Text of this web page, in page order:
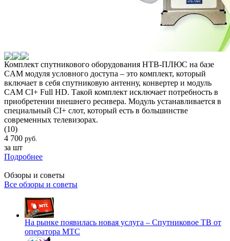
Комплект спутникового оборудования НТВ-ПЛЮС на базе
CAM модуля условного доступа – это комплект, который
включает в себя спутниковую антенну, конвертер и модуль
CAM CI+ Full HD. Такой комплект исключает потребность в
приобретении внешнего ресивера. Модуль устанавливается в
специальный CI+ слот, который есть в большинстве
современных телевизорах.
(10)
4 700 руб.
за шт
Подробнее
Обзоры и советы
Все обзоры и советы
На рынке появилась новая услуга – Спутниковое ТВ от
оператора МТС